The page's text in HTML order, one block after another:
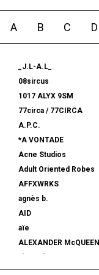
A B C D
_J.L-A.L_
08sircus
1017 ALYX 9SM
77circa / 77CIRCA
A.P.C.
*A VONTADE
Acne Studios
Adult Oriented Robes
AFFXWRKS
agnès b.
AID
aïe
ALEXANDER McQUEEN
ALMOSTBLACK